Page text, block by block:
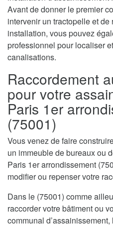
Avant de donner le premier
intervenir un tractopelle et
installation, vous pouvez
professionnel pour localiser
canalisations.
Raccordement
pour votre
Paris 1er
(75001)
Vous venez de faire
un immeuble de bureaux ou
Paris 1er arrondissement
modifier ou repenser votre
Dans le (75001) comme
raccorder votre bâtiment ou
communal